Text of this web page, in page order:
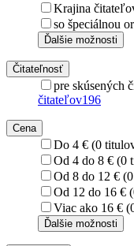
Krajina
so špeciálnou
Ďalšie možnosti
Čitateľnosť
pre skúsených
čitateľov196
Cena
Do 4 € (0
Od 4 do 8 € (0
Od 8 do 12 €
Od 12 do 16 €
Viac ako 16 €
Ďalšie možnosti